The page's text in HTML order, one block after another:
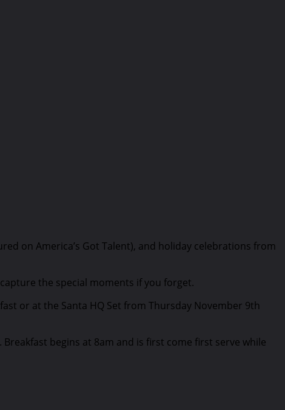
on America’s Got Talent), and holiday celebrations from
the special moments if you forget.
or at the Santa HQ Set from Thursday November 9th
begins at 8am and is first come first serve while